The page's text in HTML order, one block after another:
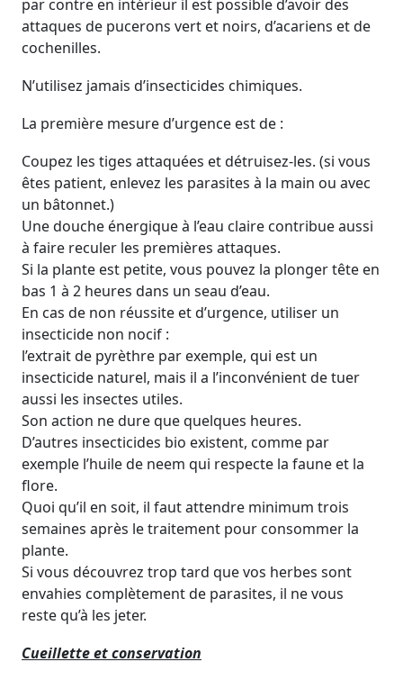
par contre en intérieur il est possible d’avoir des
attaques de pucerons vert et noirs, d’acariens et de
cochenilles.
N’utilisez jamais d’insecticides chimiques.
La première mesure d’urgence est de :
Coupez les tiges attaquées et détruisez-les. (si vous
êtes patient, enlevez les parasites à la main ou avec
un bâtonnet.)
Une douche énergique à l’eau claire contribue aussi
à faire reculer les premières attaques.
Si la plante est petite, vous pouvez la plonger tête en
bas 1 à 2 heures dans un seau d’eau.
En cas de non réussite et d’urgence, utiliser un
insecticide non nocif :
l’extrait de pyrèthre par exemple, qui est un
insecticide naturel, mais il a l’inconvénient de tuer
aussi les insectes utiles.
Son action ne dure que quelques heures.
D’autres insecticides bio existent, comme par
exemple l’huile de neem qui respecte la faune et la
flore.
Quoi qu’il en soit, il faut attendre minimum trois
semaines après le traitement pour consommer la
plante.
Si vous découvrez trop tard que vos herbes sont
envahies complètement de parasites, il ne vous
reste qu’à les jeter.
Cueillette et conservation